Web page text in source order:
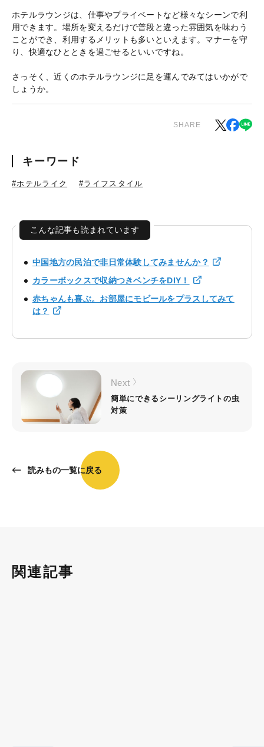
ホテルラウンジは、仕事やプライベートなど様々なシーンで利
用できます。場所を変えるだけで普段と違った雰囲気を味わう
ことができ、利用するメリットも多いといえます。マナーを守
り、快適なひとときを過ごせるといいですね。
さっそく、近くのホテルラウンジに足を運んでみてはいかがで
しょうか。
SHARE
キーワード
#ホテルライク #ライフスタイル
こんな記事も読まれています
中国地方の民泊で非日常体験してみませんか？
カラーボックスで収納つきベンチをDIY！
赤ちゃんも喜ぶ。お部屋にモビールをプラスしてみて
は？
読みもの一覧に戻る
Next
簡単にできるシーリングライトの虫
対策
関連記事